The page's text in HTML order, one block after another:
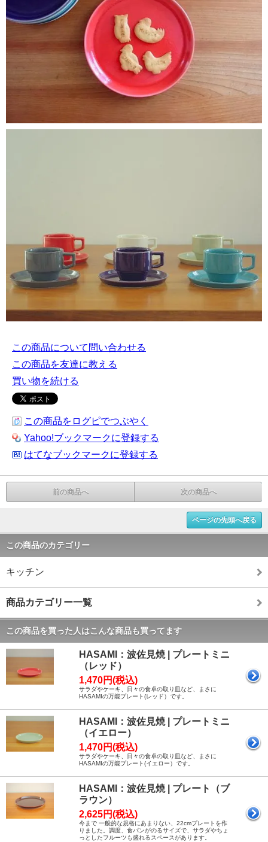
この商品について問い合わせる
この商品を友達に教える
買い物を続ける
この商品をログピでつぶやく
Yahoo!ブックマークに登録する
はてなブックマークに登録する
前の商品へ 次の商品へ
ページの先頭へ戻る
この商品のカテゴリー
キッチン
商品カテゴリー一覧
この商品を買った人はこんな商品も買ってます
HASAMI：波佐見焼 | プレートミニ
（レッド）
1,470円(税込)
サラダやケーキ、日々の食卓の取り皿など、まさに
HASAMIの万能プレート(レッド）です。
HASAMI：波佐見焼 | プレートミニ
（イエロー）
1,470円(税込)
サラダやケーキ、日々の食卓の取り皿など、まさに
HASAMIの万能プレート(イエロー）です。
HASAMI：波佐見焼 | プレート（ブ
ラウン）
2,625円(税込)
今まで 一般的な規格にあまりない、22cmプレートを作
りました。調度、食パンがのるサイズで、サラダやちょ
っとしたフルーツも盛れるスペースがあります。